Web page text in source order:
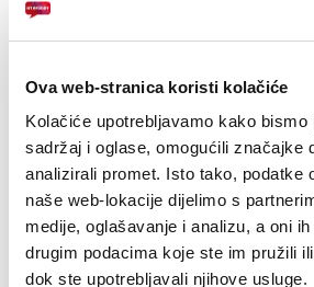
Ova web-stranica koristi kolačiće
Kolačiće upotrebljavamo kako bismo
sadržaj i oglase, omogućili značajke
analizirali promet. Isto tako, podatke
naše web-lokacije dijelimo s
medije, oglašavanje i analizu, a oni
drugim podacima koje ste im pružili
dok ste upotrebljavali njihove usluge.
Impozantno zanimanje sudionika, medija
upoznati se s aktualnim Microsoft i
trendovima, razmijeniti iskustva,
poslovne kontakte”, poručio je Omar
BiH.
HT Eronet je osigurao telekomunikacijske
održavanje konferencije, a istovremeno i
internetu svim posjetiteljima, kako bi, bez
sudionika, tijekom konferencije svi imali
pristup internetu.